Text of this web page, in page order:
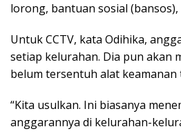
lorong, bantuan sosial
Untuk CCTV, kata Odihika,
setiap kelurahan. Dia pun akan
belum tersentuh alat keamanan
“Kita usulkan. Ini biasanya
anggarannya di kelurahan-